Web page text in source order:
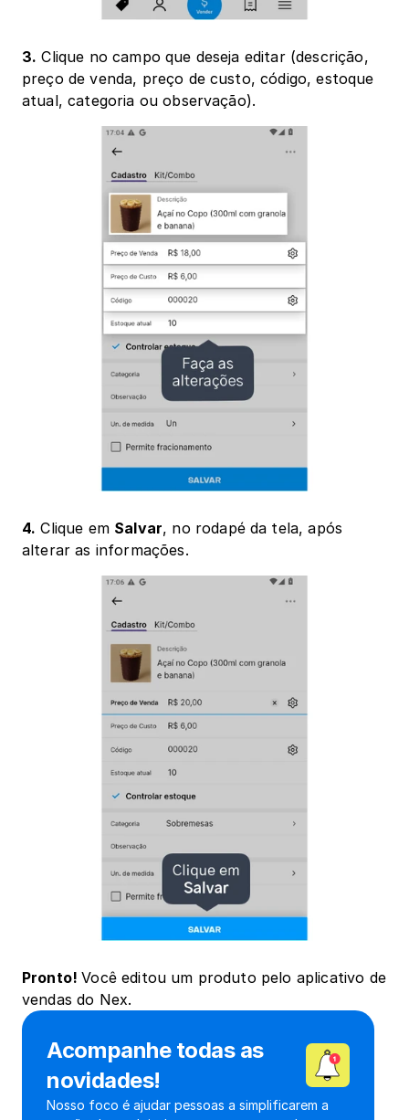
3. Clique no campo que deseja editar (descrição,
preço de venda, preço de custo, código, estoque
atual, categoria ou observação).
4. Clique em Salvar, no rodapé da tela, após
alterar as informações.
Pronto! Você editou um produto pelo aplicativo de
vendas do Nex.
Acompanhe todas as
novidades!
Nosso foco é ajudar pessoas a simplificarem a